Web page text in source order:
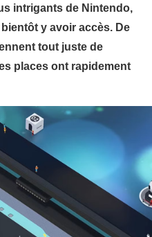
intrigants de Nintendo,
y avoir accès. De
tout juste de
places ont rapidement